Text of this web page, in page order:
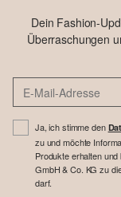
Dein Fashion-
Überraschungen
Ja, ich stimme den
zu und möchte
Produkte erhalten
GmbH & Co. KG zu
darf.